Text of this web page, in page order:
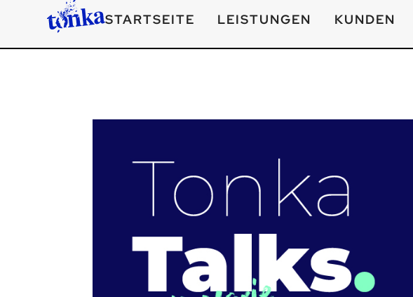
STARTSEITE LEISTUNGEN KUNDEN